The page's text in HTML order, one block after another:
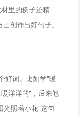
里的例子还精
创作出好句子。
好词。比如学"暖
洋洋的"，后来他
光照着小花"这句